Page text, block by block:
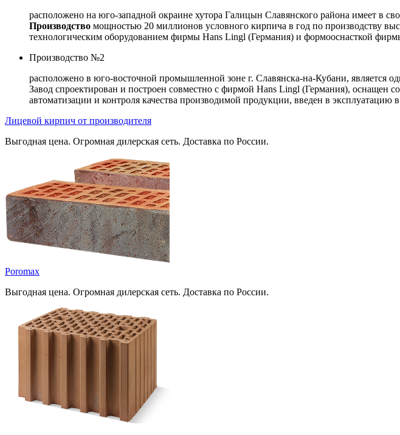
расположено на юго-западной окраине хутора Галицын Славянского района имеет в
Производство мощностью 20 миллионов условного кирпича в год по производству
технологическим оборудованием фирмы Hans Lingl (Германия) и формооснасткой
Производство №2
расположено в юго-восточной промышленной зоне г. Славянска-на-Кубани,
Завод спроектирован и построен совместно с фирмой Hans Lingl (Германия),
автоматизации и контроля качества производимой продукции, введен в эксплуатацию в
Лицевой кирпич от производителя
Выгодная цена. Огромная дилерская сеть. Доставка по России.
Poromax
Выгодная цена. Огромная дилерская сеть. Доставка по России.